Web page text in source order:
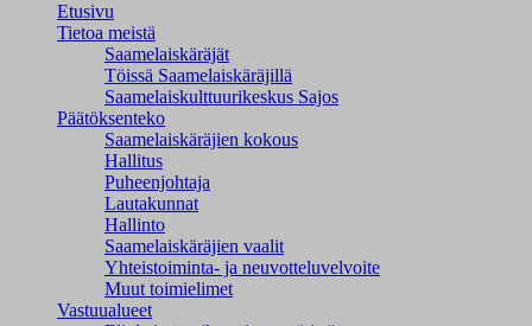
Etusivu
Tietoa meistä
Saamelaiskäräjät
Töissä Saamelaiskäräjillä
Saamelaiskulttuuri­keskus Sajos
Päätöksenteko
Saamelaiskäräjien kokous
Hallitus
Puheenjohtaja
Lautakunnat
Hallinto
Saamelaiskäräjien vaalit
Yhteistoiminta- ja neuvotteluvelvoite
Muut toimielimet
Vastuualueet